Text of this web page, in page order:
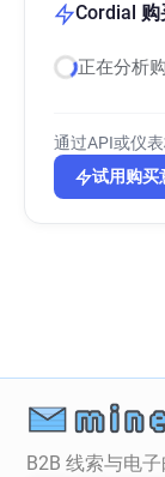
Cordial
正在分析
通过API或仪
试用购买
B2B 线索与电